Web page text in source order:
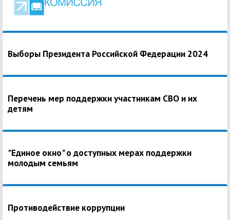
Выборы Президента Российской Федерации 2024
Перечень мер поддержки участникам СВО и их
детям
"Единое окно" о доступных мерах поддержки
молодым семьям
Противодействие коррупции